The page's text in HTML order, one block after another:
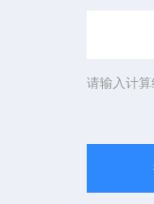
请输入计